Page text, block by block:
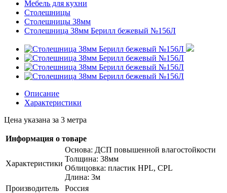
Мебель для кухни
Столешницы
Столешницы 38мм
Столешница 38мм Берилл бежевый №156Л
Описание
Характеристики
Цена указана за 3 метра
Информация о товаре
Характеристики
Основа: ДСП повышенной влагостойкости
Толщина: 38мм
Облицовка: пластик HPL, CPL
Длина: 3м
Производитель
Россия